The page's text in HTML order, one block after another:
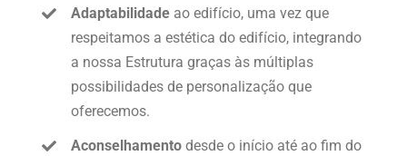
Adaptabilidade ao edifício, uma vez que
respeitamos a estética do edifício, integrando
a nossa Estrutura graças às múltiplas
possibilidades de personalização que
oferecemos.
Aconselhamento desde o início até ao fim do